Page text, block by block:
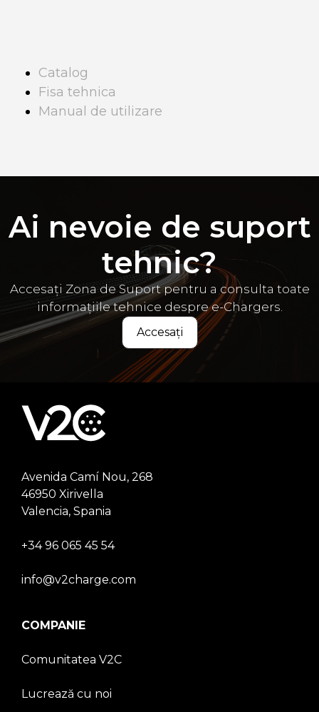
Catalog
Fisa tehnica
Manual de utilizare
Ai nevoie de suport
tehnic?
Accesați Zona de Suport pentru a consulta toate
informațiile tehnice despre e-Chargers.
Accesați
Avenida Camí Nou, 268
46950 Xirivella
Valencia, Spania
+34 96 065 45 54
info@v2charge.com
COMPANIE
Comunitatea V2C
Lucrează cu noi